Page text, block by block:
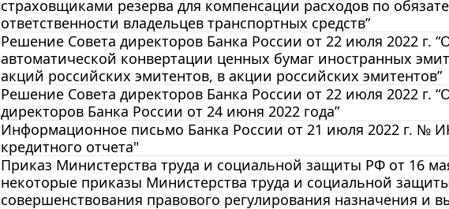
страховщиками резерва для компенсации расходов по
ответственности владельцев транспортных средств”
Решение Совета директоров Банка России от 22 июля 2022 г.
автоматической конвертации ценных бумаг иностранных
акций российских эмитентов, в акции российских эмитентов”
Решение Совета директоров Банка России от 22 июля 2022 г.
директоров Банка России от 24 июня 2022 года”
Информационное письмо Банка России от 21 июля 2022 г. №
кредитного отчета"
Приказ Министерства труда и социальной защиты РФ от 16
некоторые приказы Министерства труда и социальной
совершенствования правового регулирования назначения и